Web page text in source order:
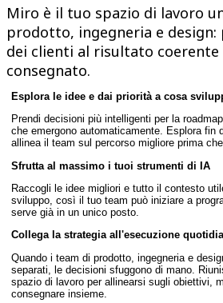
Casi d'uso
In primo piano
Esplora i playbook di
Esplora Miroverse
Generale
Workshop
Mappe mentali
Mappe concettuali
Contenuti specializzati
Mappatura dei processi
Progettazione tecnica e
Mappatura del customer
Sintesi della ricerca
Design Workshops
Planning & Delivery
Pianifica obiettivi
Miro è il tuo spazio di lavoro
prodotto, ingegneria e design:
dei clienti al risultato
consegnato.
Esplora le idee e dai priorità a cosa
Prendi decisioni più intelligenti per la
che emergono automaticamente. Esplora fin
allinea il team sul percorso migliore prima
Sfrutta al massimo i tuoi strumenti di IA
Raccogli le idee migliori e tutto il contesto
sviluppo, così il tuo team può iniziare a
serve già in un unico posto.
Collega la strategia all'esecuzione
Quando i team di prodotto, ingegneria e
separati, le decisioni sfuggono di mano.
spazio di lavoro per allinearsi sugli obiettivi,
consegnare insieme.